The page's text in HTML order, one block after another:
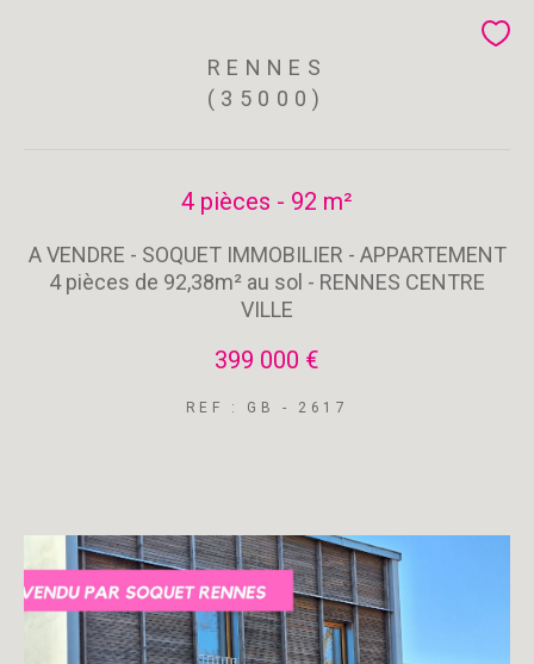
RENNES
(35000)
4 pièces - 92 m²
A VENDRE - SOQUET IMMOBILIER - APPARTEMENT
4 pièces de 92,38m² au sol - RENNES CENTRE
VILLE
399 000 €
REF : GB - 2617